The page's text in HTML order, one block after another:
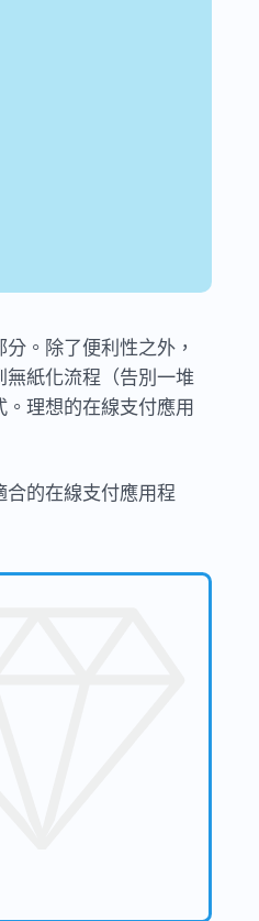
。除了便利性之外，
紙化流程（告別一堆
理想的在線支付應用
的在線支付應用程